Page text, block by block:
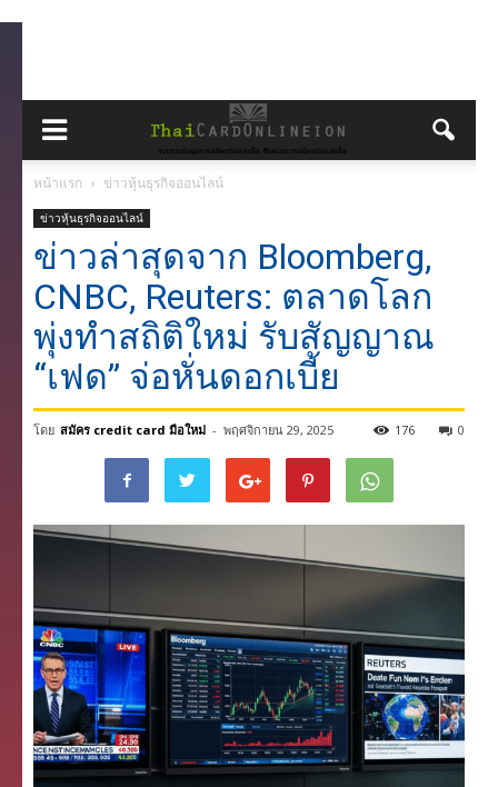
หน้าแรก ข่าวหุ้นธุรกิจออนไลน์
ข่าวหุ้นธุรกิจออนไลน์
ข่าวล่าสุดจาก Bloomberg,
CNBC, Reuters: ตลาดโลก
พุ่งทำสถิติใหม่ รับสัญญาณ
“เฟด” จ่อหั่นดอกเบี้ย
โดย สมัคร credit card มือใหม่ - พฤศจิกายน 29, 2025 0
176